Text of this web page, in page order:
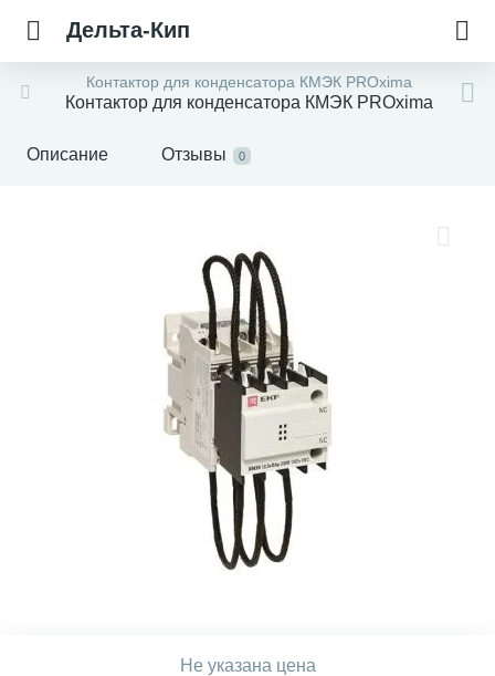
Дельта-Кип
Контактор для конденсатора КМЭК PROxima
Контактор для конденсатора КМЭК PROxima
Описание Отзывы 0
Не указана цена